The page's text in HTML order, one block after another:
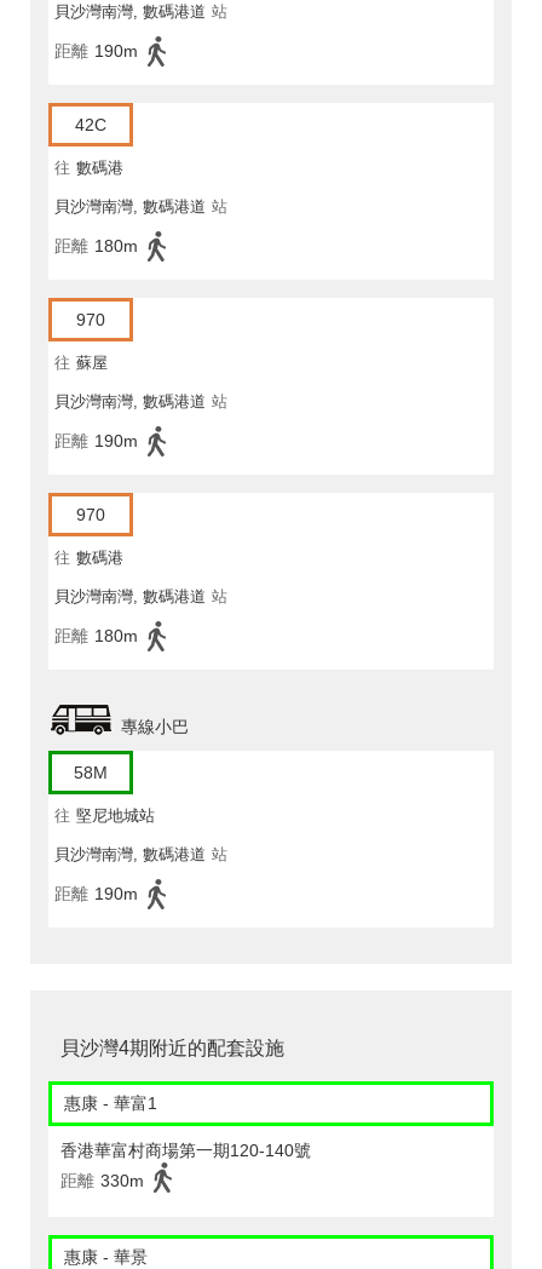
貝沙灣南灣, 數碼港道 站
距離 190m
42C
往 數碼港
貝沙灣南灣, 數碼港道 站
距離 180m
970
往 蘇屋
貝沙灣南灣, 數碼港道 站
距離 190m
970
往 數碼港
貝沙灣南灣, 數碼港道 站
距離 180m
專線小巴
58M
往 堅尼地城站
貝沙灣南灣, 數碼港道 站
距離 190m
貝沙灣4期附近的配套設施
惠康 - 華富1
香港華富村商場第一期120-140號
距離 330m
惠康 - 華景